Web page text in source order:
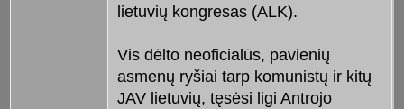
lietuvių kongresas (ALK).
Vis dėlto neoficialūs, pavienių
asmenų ryšiai tarp komunistų ir kitų
JAV lietuvių, tęsėsi ligi Antrojo